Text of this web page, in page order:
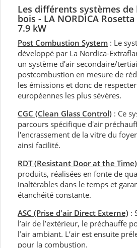
Les différents systèmes de
bois - LA NORDICA Rosetta
7.9 kW
Post Combustion System : Le
développé par La Nordica-
un système d’air secondaire/
postcombustion en mesure de
les émissions et donc de
européennes les plus sévères.
CGC (Clean Glass Control) : Ce
parcours spécifique d'air
l'encrassement de la vitre du
ainsi facilité.
RDT (Resistant Door at the Time)
produits, réalisées en fonte de
inaltérables dans le temps et
étanchéité constante.
ASC (Prise d'air Direct Externe) :
l’air de l’extérieur, le préchauffe
l’air ambiant. L’air est ensuite
pour la combustion.